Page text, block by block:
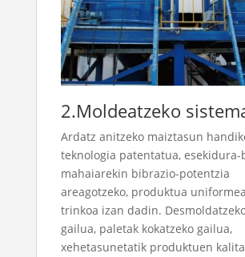
2.Moldeatzeko
Ardatz anitzeko maiztasun
teknologia patentatua, esekidura-
mahaiarekin bibrazio-potentzia
areagotzeko, produktua
trinkoa izan dadin.
gailua, paletak kokatzeko gailua,
xehetasunetatik produktuen